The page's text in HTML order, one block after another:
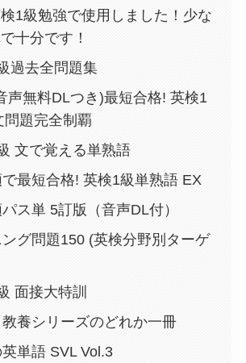
1級勉強で使用しました！少な
十分です！
過去全問題集
声無料DLつき)最短合格! 英検1
問題完全制覇
文で覚える単熟語
最短合格! 英検1級単熟語 EX
ス単 5訂版（音声DL付）
グ問題150 (英検分野別ターゲ
面接大特訓
養シリーズのどれか一冊
単語 SVL Vol.3